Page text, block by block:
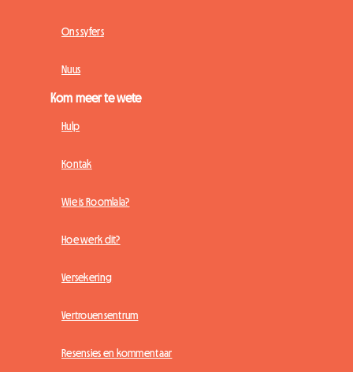
Ons syfers
Nuus
Kom meer te wete
Hulp
Kontak
Wie is Roomlala?
Hoe werk dit?
Versekering
Vertrouensentrum
Resensies en kommentaar